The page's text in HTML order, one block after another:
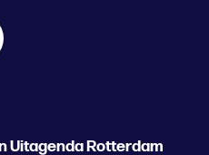
Uitagenda Rotterdam